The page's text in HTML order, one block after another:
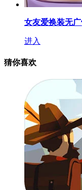
女友爱换装无
进入
猜你喜欢